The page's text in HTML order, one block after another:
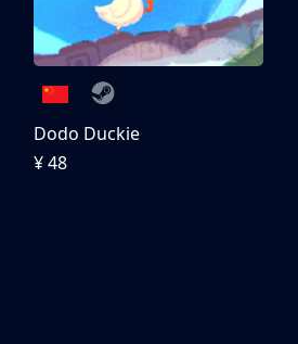
Dodo Duckie
¥ 48